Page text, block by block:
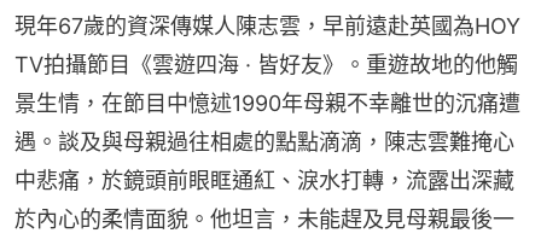
現年67歲的資深傳媒人陳志雲，早前遠赴英國為HOY
TV拍攝節目《雲遊四海 · 皆好友》。重遊故地的他觸
景生情，在節目中憶述1990年母親不幸離世的沉痛遭
遇。談及與母親過往相處的點點滴滴，陳志雲難掩心
中悲痛，於鏡頭前眼眶通紅、淚水打轉，流露出深藏
於內心的柔情面貌。他坦言，未能趕及見母親最後一